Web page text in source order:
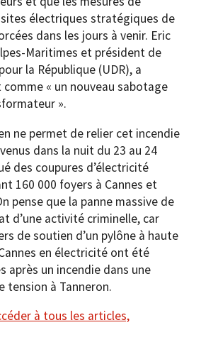
électriques stratégiques de
dans les jours à venir. Eric
Maritimes et président de
la République (UDR), a
comme « un nouveau sabotage
».
ne permet de relier cet incendie
dans la nuit du 23 au 24
des coupures d’électricité
160 000 foyers à Cannes et
pense que la panne massive de
d’une activité criminelle, car
de soutien d’un pylône à haute
en électricité ont été
après un incendie dans une
tension à Tanneron.
à tous les articles,